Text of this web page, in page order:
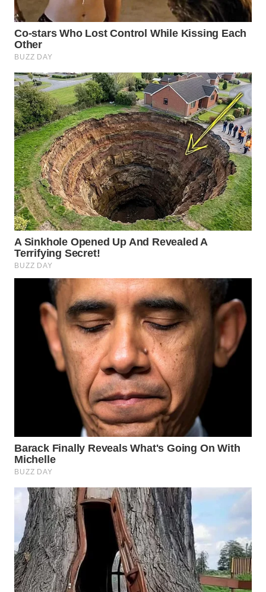
WN
PRIANGAN
TIMUR
WN
SEMARANG
WN
SOLO
WN
BOROBUDUR
WN
MADURA
WN
SURABAYA
WN
NATUNA
BINTAN
LIKUPANG
WN
LABUANBAJO
WN
BORNEO
Wahana
Media
Group